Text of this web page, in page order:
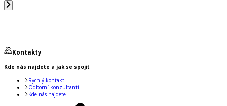
Kontakty
Kde nás najdete a jak se spojit
Rychlý kontakt
Odborní konzultanti
Kde nás najdete